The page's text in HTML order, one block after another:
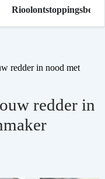
redder in nood met
redder in